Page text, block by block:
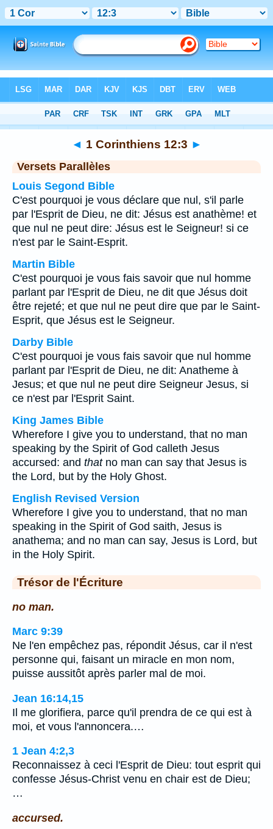
> Chapitre 12 > Verset 3
◄ 1 Corinthiens 12:3 ►
Versets Parallèles
Louis Segond Bible
C'est pourquoi je vous déclare que nul, s'il parle
par l'Esprit de Dieu, ne dit: Jésus est anathème! et
que nul ne peut dire: Jésus est le Seigneur! si ce
n'est par le Saint-Esprit.
Martin Bible
C'est pourquoi je vous fais savoir que nul homme
parlant par l'Esprit de Dieu, ne dit que Jésus doit
être rejeté; et que nul ne peut dire que par le Saint-
Esprit, que Jésus est le Seigneur.
Darby Bible
C'est pourquoi je vous fais savoir que nul homme
parlant par l'Esprit de Dieu, ne dit: Anatheme à
Jesus; et que nul ne peut dire Seigneur Jesus, si
ce n'est par l'Esprit Saint.
King James Bible
Wherefore I give you to understand, that no man
speaking by the Spirit of God calleth Jesus
accursed: and thatno man can say that Jesus is
the Lord, but by the Holy Ghost.
English Revised Version
Wherefore I give you to understand, that no man
speaking in the Spirit of God saith, Jesus is
anathema; and no man can say, Jesus is Lord, but
in the Holy Spirit.
Trésor de l'Écriture
no man.
Marc 9:39
Ne l'en empêchez pas, répondit Jésus, car il n'est
personne qui, faisant un miracle en mon nom,
puisse aussitôt après parler mal de moi.
Jean 16:14,15
Il me glorifiera, parce qu'il prendra de ce qui est à
moi, et vous l'annoncera.…
1 Jean 4:2,3
Reconnaissez à ceci l'Esprit de Dieu: tout esprit qui
confesse Jésus-Christ venu en chair est de Dieu;
…
accursed.